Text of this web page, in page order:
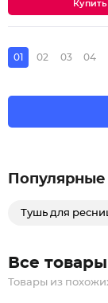
01 02 03 04
Тушь для
Все
Товары из